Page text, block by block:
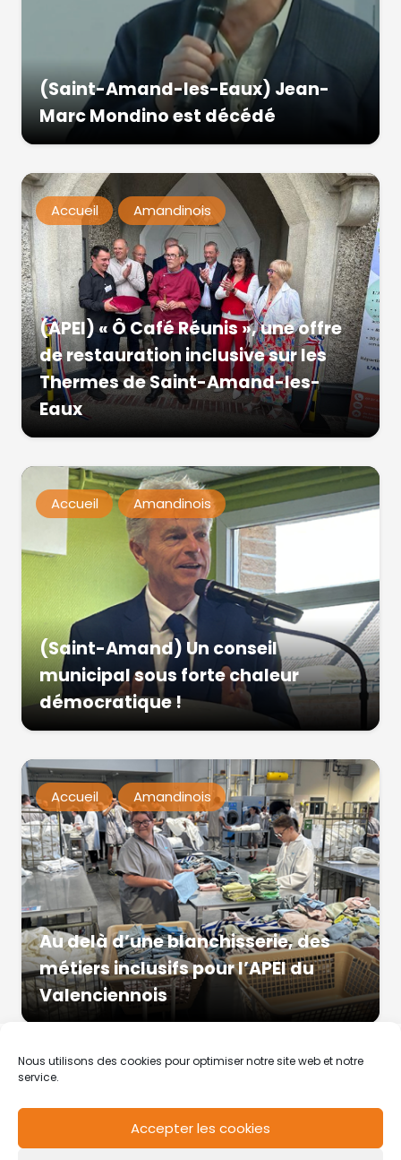
Nous utilisons des cookies pour optimiser notre site web et notre
service.
Accepter les cookies
(Saint-Amand-les-Eaux) Jean-
Marc Mondino est décédé
Accueil Amandinois
(APEI) « Ô Café Réunis », une offre
de restauration inclusive sur les
Thermes de Saint-Amand-les-
Eaux
Accueil Amandinois
(Saint-Amand) Un conseil
municipal sous forte chaleur
démocratique !
Accueil Amandinois
Au delà d’une blanchisserie, des
métiers inclusifs pour l’APEI du
Valenciennois